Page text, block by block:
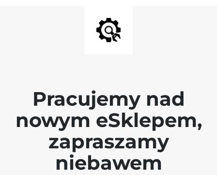
Pracujemy nad
nowym eSklepem,
zapraszamy
niebawem